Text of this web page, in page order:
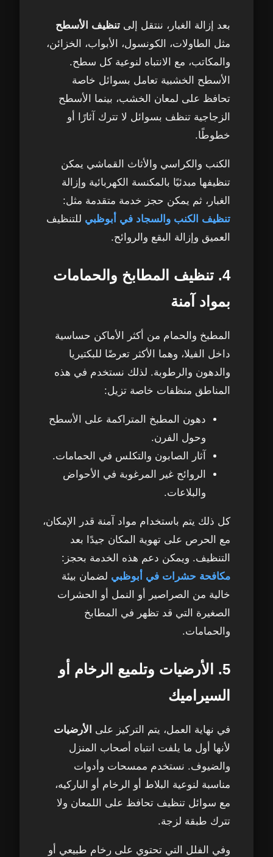
بعد إزالة الغبار، ننتقل إلى تنظيف الأسطح
مثل الطاولات، الكونسول، الأبواب، الخزائن،
والمكاتب، مع الانتباه لنوعية كل سطح.
الأسطح الخشبية تعامل بسوائل خاصة
تحافظ على لمعان الخشب، بينما الأسطح
الزجاجية تنظف بسوائل لا تترك آثارًا أو
خطوطًا.
الكنب والكراسي والأثاث القماشي يمكن
تنظيفها مبدئيًا بالمكنسة الكهربائية وإزالة
الغبار، ثم يمكن حجز خدمة متقدمة مثل:
تنظيف الكنب والسجاد في أبوظبي للتنظيف
العميق وإزالة البقع والروائح.
4. تنظيف المطابخ والحمامات
بمواد آمنة
المطبخ والحمام من أكثر الأماكن حساسية
داخل الفيلا، وهما الأكثر تعرضًا للبكتيريا
والدهون والرطوبة. لذلك نستخدم في هذه
المناطق منظفات خاصة تزيل:
دهون المطبخ المتراكمة على الأسطح
وحول الفرن.
آثار الصابون والتكلس في الحمامات.
الروائح غير المرغوبة في الأحواض
والبلاعات.
كل ذلك يتم باستخدام مواد آمنة قدر الإمكان،
مع الحرص على تهوية المكان جيدًا بعد
التنظيف. ويمكن دعم هذه الخدمة بحجز:
مكافحة حشرات في أبوظبي لضمان بيئة
خالية من الصراصير أو النمل أو الحشرات
الصغيرة التي قد تظهر في المطابخ
والحمامات.
5. الأرضيات وتلميع الرخام أو
السيراميك
في نهاية العمل، يتم التركيز على
الأرضيات
لأنها أول ما يلفت انتباه أصحاب المنزل
والضيوف. نستخدم ممسحات وأدوات
مناسبة لنوعية البلاط أو الرخام أو الباركيه،
مع سوائل تنظيف تحافظ على اللمعان ولا
تترك طبقة لزجة.
وفي الفلل التي تحتوي على رخام طبيعي أو